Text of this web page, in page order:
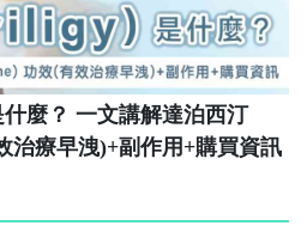
麼？ 一文講解達泊西汀
治療早洩)+副作用+購買資訊